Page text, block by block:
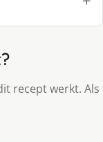
recept werkt. Als